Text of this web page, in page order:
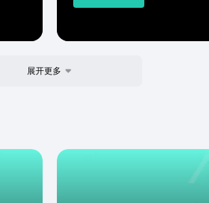
展开更多